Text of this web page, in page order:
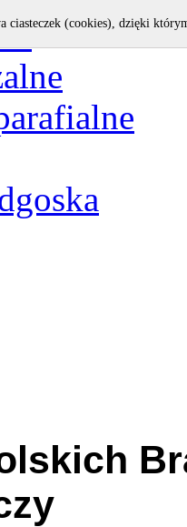
ciasteczek (cookies), dzięki